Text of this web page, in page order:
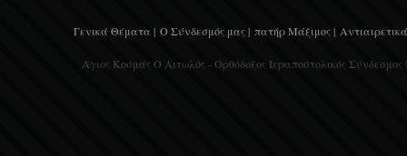
Γενικά Θέματα | Ο Σύνδεσμός μας | πατήρ Μάξιμος |
Άγιος Κοσμάς Ο Αιτωλός - Ορθόδοξος Ιεραποστολικός